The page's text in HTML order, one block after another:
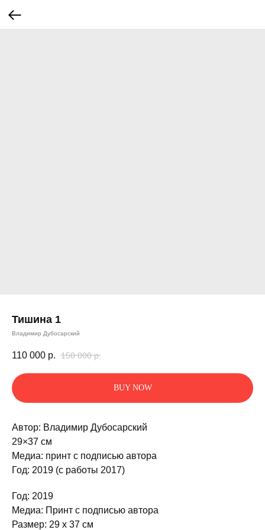
Тишина 1
Владимир Дубосарский
110 000 р. 150 000 р.
BUY NOW
Автор: Владимир Дубосарский
29×37 см
Медиа: принт с подписью автора
Год: 2019 (с работы 2017)
Год: 2019
Медиа: Принт с подписью автора
Размер: 29 x 37 см